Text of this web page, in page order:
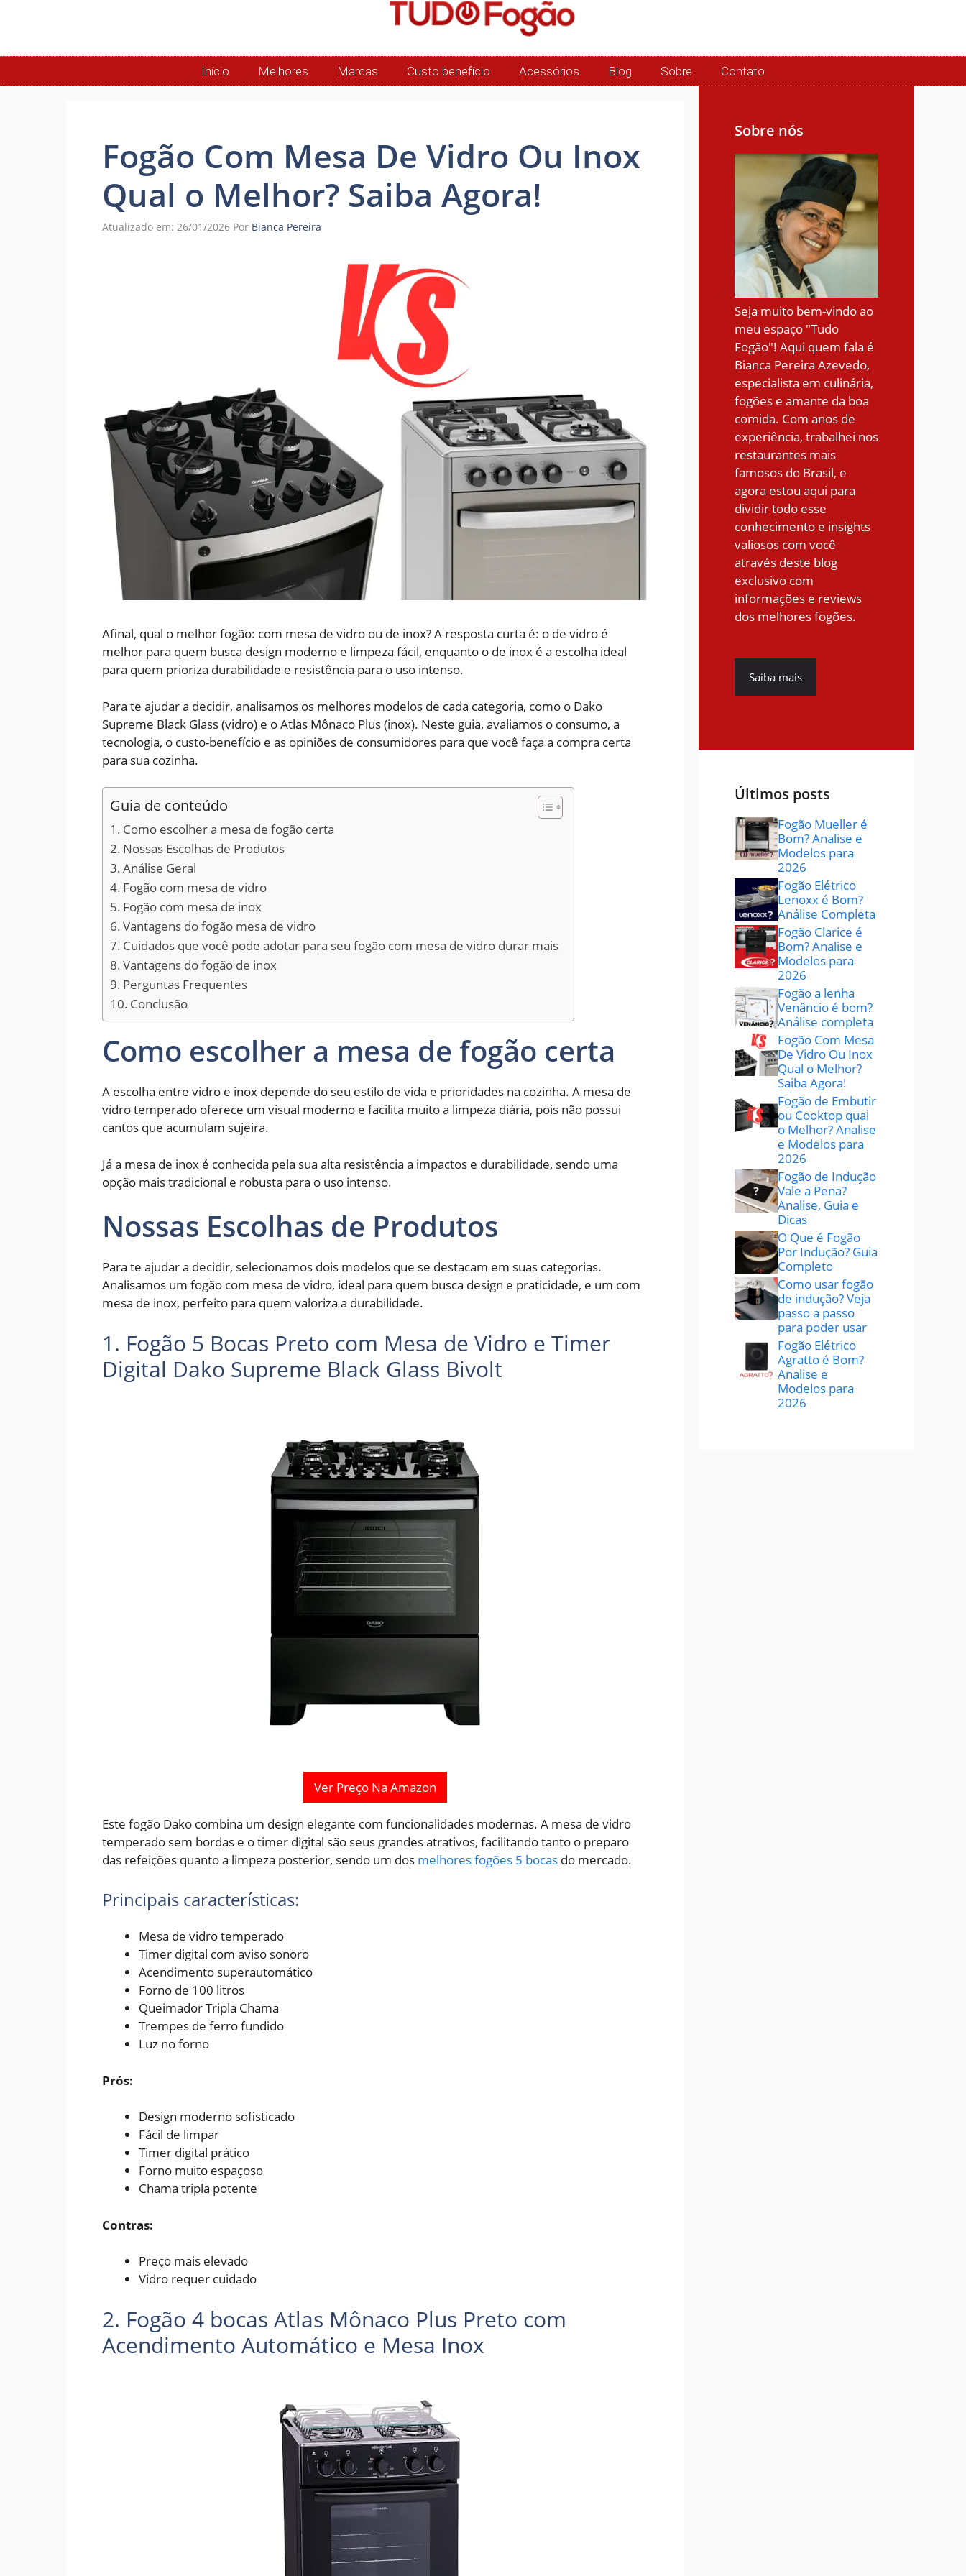
Início Melhores Marcas Custo benefício Acessórios Blog Sobre Contato
Fogão Com Mesa De Vidro Ou Inox
Qual o Melhor? Saiba Agora!
Atualizado em: 26/01/2026 Por Bianca Pereira
Afinal, qual o melhor fogão: com mesa de vidro ou de inox? A resposta curta é: o de vidro é
melhor para quem busca design moderno e limpeza fácil, enquanto o de inox é a escolha ideal
para quem prioriza durabilidade e resistência para o uso intenso.
Para te ajudar a decidir, analisamos os melhores modelos de cada categoria, como o Dako
Supreme Black Glass (vidro) e o Atlas Mônaco Plus (inox). Neste guia, avaliamos o consumo, a
tecnologia, o custo-benefício e as opiniões de consumidores para que você faça a compra certa
para sua cozinha.
Guia de conteúdo
Como escolher a mesa de fogão certa
Nossas Escolhas de Produtos
Análise Geral
Fogão com mesa de vidro
Fogão com mesa de inox
Vantagens do fogão mesa de vidro
Cuidados que você pode adotar para seu fogão com mesa de vidro durar mais
Vantagens do fogão de inox
Perguntas Frequentes
Conclusão
Como escolher a mesa de fogão certa
A escolha entre vidro e inox depende do seu estilo de vida e prioridades na cozinha. A mesa de
vidro temperado oferece um visual moderno e facilita muito a limpeza diária, pois não possui
cantos que acumulam sujeira.
Já a mesa de inox é conhecida pela sua alta resistência a impactos e durabilidade, sendo uma
opção mais tradicional e robusta para o uso intenso.
Nossas Escolhas de Produtos
Para te ajudar a decidir, selecionamos dois modelos que se destacam em suas categorias.
Analisamos um fogão com mesa de vidro, ideal para quem busca design e praticidade, e um com
mesa de inox, perfeito para quem valoriza a durabilidade.
1. Fogão 5 Bocas Preto com Mesa de Vidro e Timer
Digital Dako Supreme Black Glass Bivolt
Ver Preço Na Amazon
Este fogão Dako combina um design elegante com funcionalidades modernas. A mesa de vidro
temperado sem bordas e o timer digital são seus grandes atrativos, facilitando tanto o preparo
das refeições quanto a limpeza posterior, sendo um dos melhores fogões 5 bocas do mercado.
Principais características:
Mesa de vidro temperado
Timer digital com aviso sonoro
Acendimento superautomático
Forno de 100 litros
Queimador Tripla Chama
Trempes de ferro fundido
Luz no forno
Prós:
Design moderno sofisticado
Fácil de limpar
Timer digital prático
Forno muito espaçoso
Chama tripla potente
Contras:
Preço mais elevado
Vidro requer cuidado
2. Fogão 4 bocas Atlas Mônaco Plus Preto com
Acendimento Automático e Mesa Inox
Sobre nós
Seja muito bem-vindo ao
meu espaço "Tudo
Fogão"! Aqui quem fala é
Bianca Pereira Azevedo,
especialista em culinária,
fogões e amante da boa
comida. Com anos de
experiência, trabalhei nos
restaurantes mais
famosos do Brasil, e
agora estou aqui para
dividir todo esse
conhecimento e insights
valiosos com você
através deste blog
exclusivo com
informações e reviews
dos melhores fogões.
Saiba mais
Últimos posts
Fogão Mueller é
Bom? Analise e
Modelos para
2026
Fogão Elétrico
Lenoxx é Bom?
Análise Completa
Fogão Clarice é
Bom? Analise e
Modelos para
2026
Fogão a lenha
Venâncio é bom?
Análise completa
Fogão Com Mesa
De Vidro Ou Inox
Qual o Melhor?
Saiba Agora!
Fogão de Embutir
ou Cooktop qual
o Melhor? Analise
e Modelos para
2026
Fogão de Indução
Vale a Pena?
Analise, Guia e
Dicas
O Que é Fogão
Por Indução? Guia
Completo
Como usar fogão
de indução? Veja
passo a passo
para poder usar
Fogão Elétrico
Agratto é Bom?
Analise e
Modelos para
2026